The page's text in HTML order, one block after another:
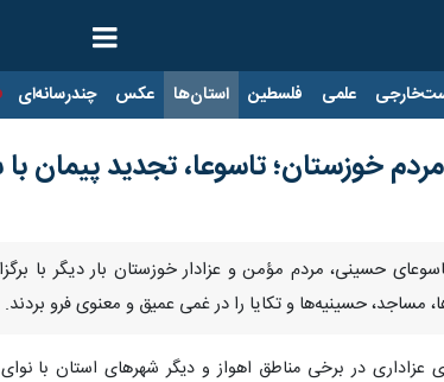
علمی فلسطین استان‌ها عکس چندرسانه‌ای
خوزستان؛ تاسوعا، تجدید پیمان با